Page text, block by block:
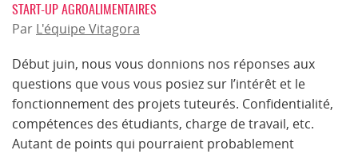
START-UP AGROALIMENTAIRES
Par L'équipe Vitagora
Début juin, nous vous donnions nos réponses aux
questions que vous vous posiez sur l’intérêt et le
fonctionnement des projets tuteurés. Confidentialité,
compétences des étudiants, charge de travail, etc.
Autant de points qui pourraient probablement